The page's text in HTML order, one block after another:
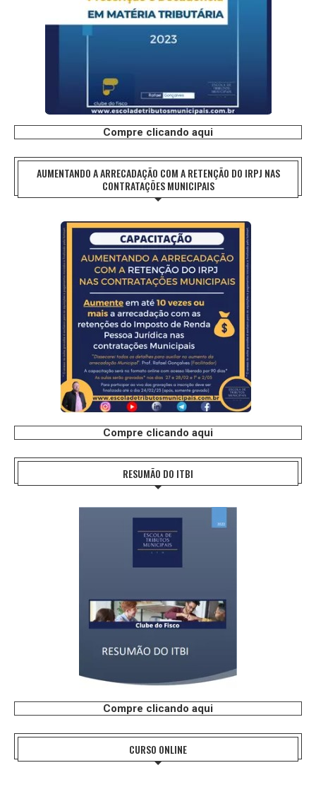
Compre clicando aqui
AUMENTANDO A ARRECADAÇÃO COM A RETENÇÃO DO IRPJ NAS
CONTRATAÇÕES MUNICIPAIS
Compre clicando aqui
RESUMÃO DO ITBI
Compre clicando aqui
CURSO ONLINE